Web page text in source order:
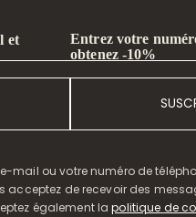
et
Entrez votre
obtenez -10%
mail ou votre numéro de
acceptez de recevoir des
également lapolitique de